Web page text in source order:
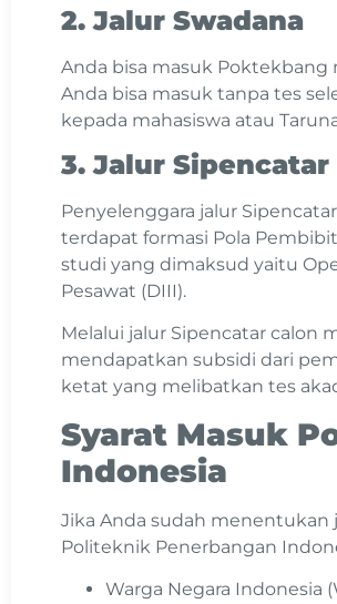
2. Jalur Swadana
Anda bisa masuk Poktekbang
Anda bisa masuk tanpa tes
kepada mahasiswa atau
3. Jalur Sipencatar
Penyelenggara jalur
terdapat formasi Pola
studi yang dimaksud yaitu
Pesawat (DIII).
Melalui jalur Sipencatar calon
mendapatkan subsidi dari
ketat yang melibatkan tes
Syarat Masuk
Indonesia
Jika Anda sudah menentukan
Politeknik Penerbangan
Warga Negara Indonesia